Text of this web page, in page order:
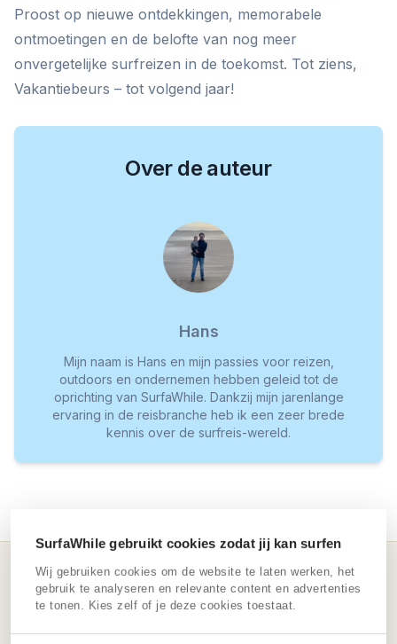
SurfaWhile gebruikt cookies zodat jij kan surfen
Wij gebruiken cookies om de website te laten werken, het
gebruik te analyseren en relevante content en advertenties
te tonen. Kies zelf of je deze cookies toestaat.
Proost op nieuwe ontdekkingen, memorabele
ontmoetingen en de belofte van nog meer
onvergetelijke surfreizen in de toekomst. Tot ziens,
Vakantiebeurs – tot volgend jaar!
Over de auteur
Hans
Mijn naam is Hans en mijn passies voor reizen,
outdoors en ondernemen hebben geleid tot de
oprichting van SurfaWhile. Dankzij mijn jarenlange
ervaring in de reisbranche heb ik een zeer brede
kennis over de surfreis-wereld.
ERVARINGEN VAN REIZIGERS
ZIJ GINGEN JOU VOOR